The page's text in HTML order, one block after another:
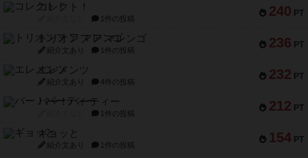
240 PT
コレクト！
1件の投稿
236 PT
トリオンフ ア マレンゴ
紹介文あり 1件の投稿
232 PT
エレメンツ
紹介文あり 4件の投稿
212 PT
バー！パーティー
1件の投稿
154 PT
ギョッと
紹介文あり 1件の投稿